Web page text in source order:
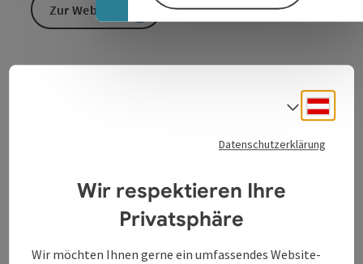
Sagenhaft schöner Ausblick auf die Donau - Sanfte
Zur Website
Datenschutzerklärung
Wir respektieren Ihre
Privatsphäre
Wir möchten Ihnen gerne ein umfassendes Website-